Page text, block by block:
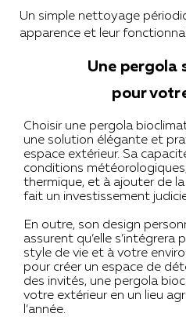
Un simple nettoyage
apparence et leur
Une pergola
pour
Choisir une pergola
une solution élégante et
espace extérieur. Sa
conditions
thermique, et à ajouter de
fait un investissement
En outre, son design
assurent qu’elle
style de vie et à votre
pour créer un espace de
des invités, une pergola
votre extérieur en un lieu
l’année.